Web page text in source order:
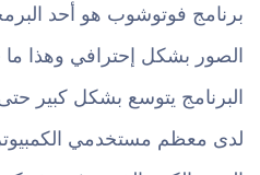
برنامج فوتوشوب هو أحد
الصور بشكل إحترافي وهذا
البرنامج يتوسع بشكل كبير
لدى معظم مستخدمي